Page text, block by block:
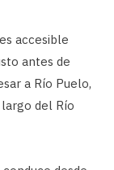
accesible
antes de
a Río Puelo,
del Río